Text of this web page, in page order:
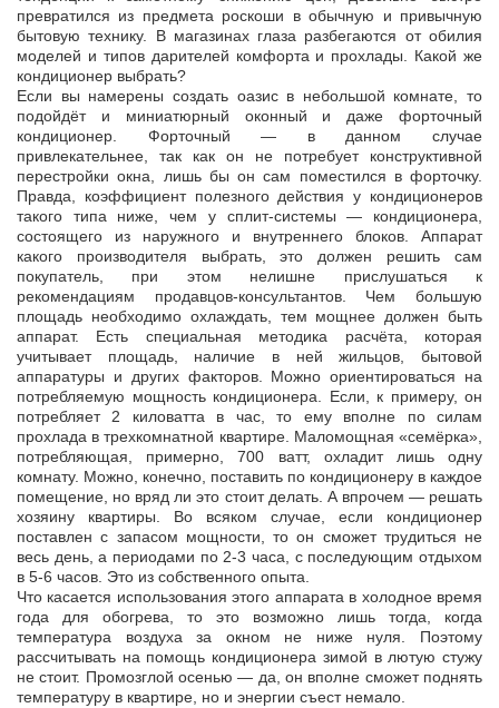
превратился из предмета роскоши в обычную и привычную
бытовую технику. В магазинах глаза разбегаются от обилия
моделей и типов дарителей комфорта и прохлады. Какой же
кондиционер выбрать?
Если вы намерены создать оазис в небольшой комнате, то
подойдёт и миниатюрный оконный и даже форточный
кондиционер. Форточный — в данном случае
привлекательнее, так как он не потребует конструктивной
перестройки окна, лишь бы он сам поместился в форточку.
Правда, коэффициент полезного действия у кондиционеров
такого типа ниже, чем у сплит-системы — кондиционера,
состоящего из наружного и внутреннего блоков. Аппарат
какого производителя выбрать, это должен решить сам
покупатель, при этом нелишне прислушаться к
рекомендациям продавцов-консультантов. Чем большую
площадь необходимо охлаждать, тем мощнее должен быть
аппарат. Есть специальная методика расчёта, которая
учитывает площадь, наличие в ней жильцов, бытовой
аппаратуры и других факторов. Можно ориентироваться на
потребляемую мощность кондиционера. Если, к примеру, он
потребляет 2 киловатта в час, то ему вполне по силам
прохлада в трехкомнатной квартире. Маломощная «семёрка»,
потребляющая, примерно, 700 ватт, охладит лишь одну
комнату. Можно, конечно, поставить по кондиционеру в каждое
помещение, но вряд ли это стоит делать. А впрочем — решать
хозяину квартиры. Во всяком случае, если кондиционер
поставлен с запасом мощности, то он сможет трудиться не
весь день, а периодами по 2-3 часа, с последующим отдыхом
в 5-6 часов. Это из собственного опыта.
Что касается использования этого аппарата в холодное время
года для обогрева, то это возможно лишь тогда, когда
температура воздуха за окном не ниже нуля. Поэтому
рассчитывать на помощь кондиционера зимой в лютую стужу
не стоит. Промозглой осенью — да, он вполне сможет поднять
температуру в квартире, но и энергии съест немало.